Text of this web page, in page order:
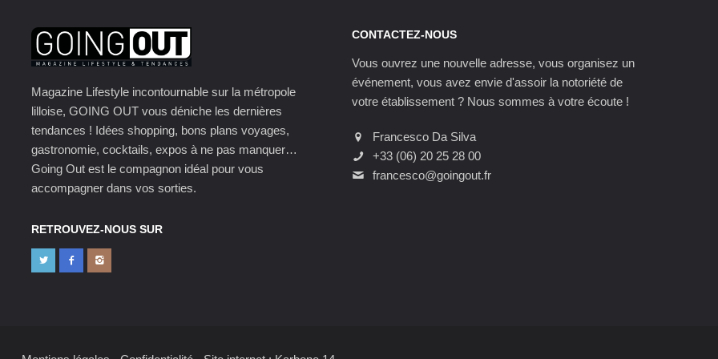
Magazine Lifestyle incontournable sur la métropole
lilloise, GOING OUT vous déniche les dernières
tendances ! Idées shopping, bons plans voyages,
gastronomie, cocktails, expos à ne pas manquer…
Going Out est le compagnon idéal pour vous
accompagner dans vos sorties.
RETROUVEZ-NOUS SUR
CONTACTEZ-NOUS
Vous ouvrez une nouvelle adresse, vous organisez un
événement, vous avez envie d'assoir la notoriété de
votre établissement ? Nous sommes à votre écoute !
Francesco Da Silva
+33 (06) 20 25 28 00
francesco@goingout.fr